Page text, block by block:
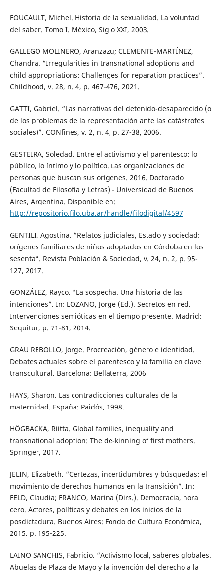
FOUCAULT, Michel. Historia de la sexualidad. La voluntad
del saber. Tomo I. México, Siglo XXI, 2003.
GALLEGO MOLINERO, Aranzazu; CLEMENTE-MARTÍNEZ,
Chandra. “Irregularities in transnational adoptions and
child appropriations: Challenges for reparation practices”.
Childhood, v. 28, n. 4, p. 467-476, 2021.
GATTI, Gabriel. “Las narrativas del detenido-desaparecido (o
de los problemas de la representación ante las catástrofes
sociales)”. CONfines, v. 2, n. 4, p. 27-38, 2006.
GESTEIRA, Soledad. Entre el activismo y el parentesco: lo
público, lo íntimo y lo político. Las organizaciones de
personas que buscan sus orígenes. 2016. Doctorado
(Facultad de Filosofía y Letras) - Universidad de Buenos
Aires, Argentina. Disponible en:
http://repositorio.filo.uba.ar/handle/filodigital/4597.
GENTILI, Agostina. “Relatos judiciales, Estado y sociedad:
orígenes familiares de niños adoptados en Córdoba en los
sesenta”. Revista Población & Sociedad, v. 24, n. 2, p. 95-
127, 2017.
GONZÁLEZ, Rayco. “La sospecha. Una historia de las
intenciones”. In: LOZANO, Jorge (Ed.). Secretos en red.
Intervenciones semióticas en el tiempo presente. Madrid:
Sequitur, p. 71-81, 2014.
GRAU REBOLLO, Jorge. Procreación, género e identidad.
Debates actuales sobre el parentesco y la familia en clave
transcultural. Barcelona: Bellaterra, 2006.
HAYS, Sharon. Las contradicciones culturales de la
maternidad. España: Paidós, 1998.
HÖGBACKA, Riitta. Global families, inequality and
transnational adoption: The de-kinning of first mothers.
Springer, 2017.
JELIN, Elizabeth. “Certezas, incertidumbres y búsquedas: el
movimiento de derechos humanos en la transición”. In:
FELD, Claudia; FRANCO, Marina (Dirs.). Democracia, hora
cero. Actores, políticas y debates en los inicios de la
posdictadura. Buenos Aires: Fondo de Cultura Económica,
2015. p. 195-225.
LAINO SANCHIS, Fabricio. “Activismo local, saberes globales.
Abuelas de Plaza de Mayo y la invención del derecho a la